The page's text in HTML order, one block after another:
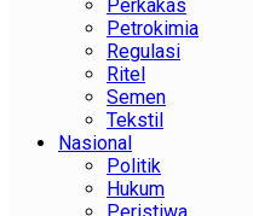
Perkakas
Petrokimia
Regulasi
Ritel
Semen
Tekstil
Nasional
Politik
Hukum